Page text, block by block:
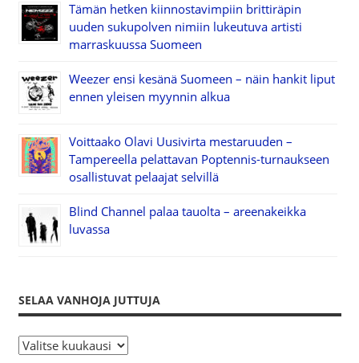
Tämän hetken kiinnostavimpiin brittiräpin
uuden sukupolven nimiin lukeutuva artisti
marraskuussa Suomeen
Weezer ensi kesänä Suomeen – näin hankit liput
ennen yleisen myynnin alkua
Voittaako Olavi Uusivirta mestaruuden –
Tampereella pelattavan Poptennis-turnaukseen
osallistuvat pelaajat selvillä
Blind Channel palaa tauolta – areenakeikka
luvassa
SELAA VANHOJA JUTTUJA
S